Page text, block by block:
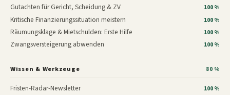
Gutachten für Gericht, Scheidung & ZV 100 %
Kritische Finanzierungssituation meistern 100 %
Räumungsklage & Mietschulden: Erste Hilfe 100 %
Zwangsversteigerung abwenden 100 %
Wissen & Werkzeuge 80 %
Fristen-Radar-Newsletter 100 %